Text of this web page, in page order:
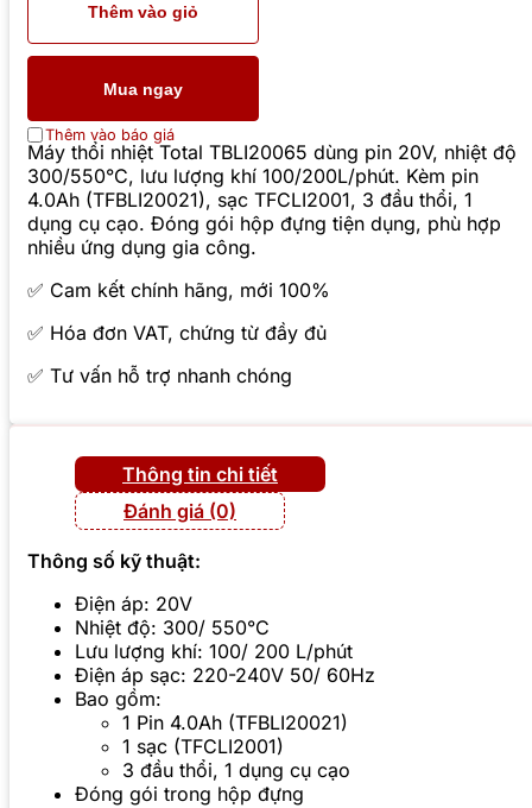
Thêm vào giỏ
Mua ngay
Thêm vào báo giá
Máy thổi nhiệt Total TBLI20065 dùng pin 20V, nhiệt độ
300/550°C, lưu lượng khí 100/200L/phút. Kèm pin
4.0Ah (TFBLI20021), sạc TFCLI2001, 3 đầu thổi, 1
dụng cụ cạo. Đóng gói hộp đựng tiện dụng, phù hợp
nhiều ứng dụng gia công.
✅ Cam kết chính hãng, mới 100%
✅ Hóa đơn VAT, chứng từ đầy đủ
✅ Tư vấn hỗ trợ nhanh chóng
Thông tin chi tiết
Đánh giá (0)
Thông số kỹ thuật:
Điện áp: 20V
Nhiệt độ: 300/ 550°C
Lưu lượng khí: 100/ 200 L/phút
Điện áp sạc: 220-240V 50/ 60Hz
Bao gồm:
1 Pin 4.0Ah (TFBLI20021)
1 sạc (TFCLI2001)
3 đầu thổi, 1 dụng cụ cạo
Đóng gói trong hộp đựng